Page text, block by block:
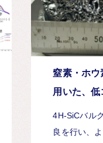
窒素・ホ
用いた、
低抵抗4H-
4H-SiCバル
良を行い、